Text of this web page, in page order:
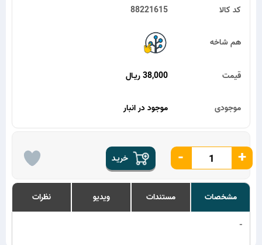
88221615 کد کالا
هم شاخه
38,000 ریـال قیمت
موجود در انبار موجودی
خریـد - +
مشخصات مستندات ویدیو نظرات
-